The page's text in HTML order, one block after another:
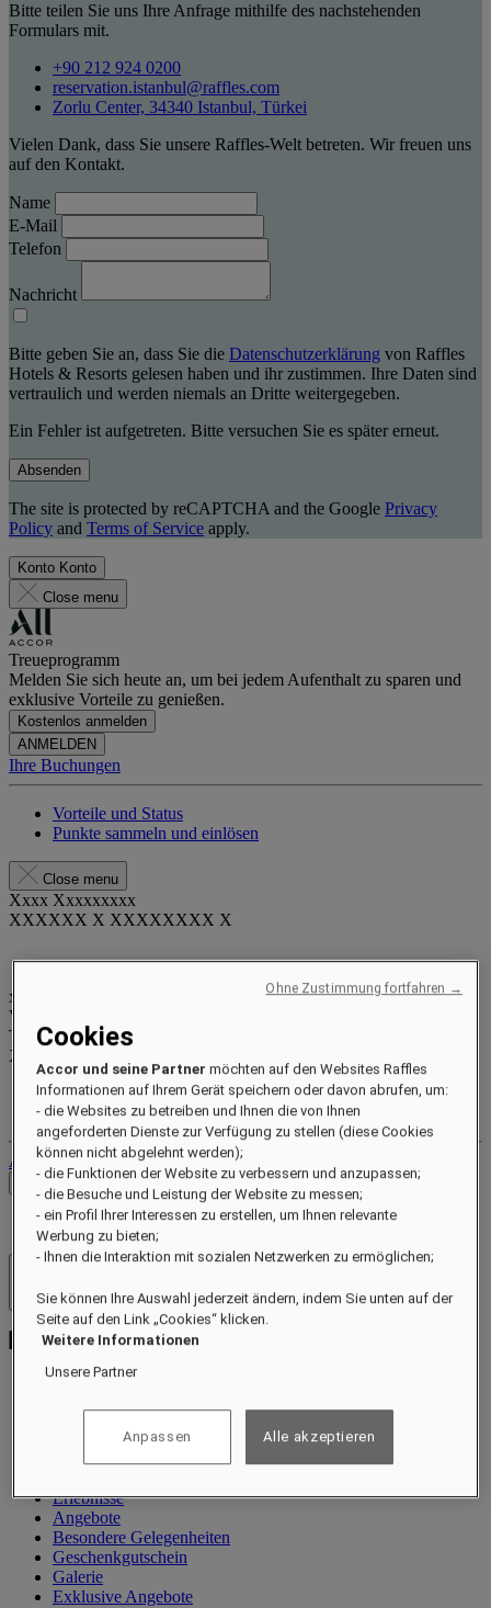
Bitte teilen Sie uns Ihre Anfrage mithilfe des nachstehenden
Formulars mit.
+90 212 924 0200
reservation.istanbul@raffles.com
Zorlu Center, 34340 Istanbul, Türkei
Vielen Dank, dass Sie unsere Raffles-Welt betreten. Wir freuen uns
auf den Kontakt.
Name
E-Mail
Telefon
Nachricht
Bitte geben Sie an, dass Sie die Datenschutzerklärung von Raffles
Hotels & Resorts gelesen haben und ihr zustimmen. Ihre Daten sind
vertraulich und werden niemals an Dritte weitergegeben.
Ein Fehler ist aufgetreten. Bitte versuchen Sie es später erneut.
Absenden
The site is protected by reCAPTCHA and the Google Privacy
Policy and Terms of Service apply.
Konto Konto
Close menu
Treueprogramm
Melden Sie sich heute an, um bei jedem Aufenthalt zu sparen und
exklusive Vorteile zu genießen.
Kostenlos anmelden
ANMELDEN
Ihre Buchungen
Vorteile und Status
Punkte sammeln und einlösen
Close menu
Xxxx Xxxxxxxxx
XXXXXX X XXXXXXXX X
xxxxxxxx
Valid until
Treuepunkte
XXX
Ihr Treuekonto
Ihre Buchungen
Abmelden
Preise prüfen
Menü öffnen
Zimmer und Suiten
Erlebnisse
Angebote
Besondere Gelegenheiten
Geschenkgutschein
Galerie
Exklusive Angebote
Cookies
Accor und seine Partner möchten auf den Websites Raffles
Informationen auf Ihrem Gerät speichern oder davon abrufen, um:
- die Websites zu betreiben und Ihnen die von Ihnen
angeforderten Dienste zur Verfügung zu stellen (diese Cookies
können nicht abgelehnt werden);
- die Funktionen der Website zu verbessern und anzupassen;
- die Besuche und Leistung der Website zu messen;
- ein Profil Ihrer Interessen zu erstellen, um Ihnen relevante
Werbung zu bieten;
- Ihnen die Interaktion mit sozialen Netzwerken zu ermöglichen;
Sie können Ihre Auswahl jederzeit ändern, indem Sie unten auf der
Seite auf den Link „Cookies“ klicken.
Weitere Informationen
Unsere Partner
Anpassen Alle akzeptieren
Ohne Zustimmung fortfahren →